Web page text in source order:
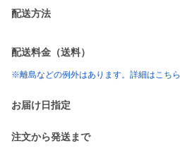
配送方法
配送料金（送料）
※離島などの例外はあります。詳細はこちら
お届け日指定
注文から発送まで